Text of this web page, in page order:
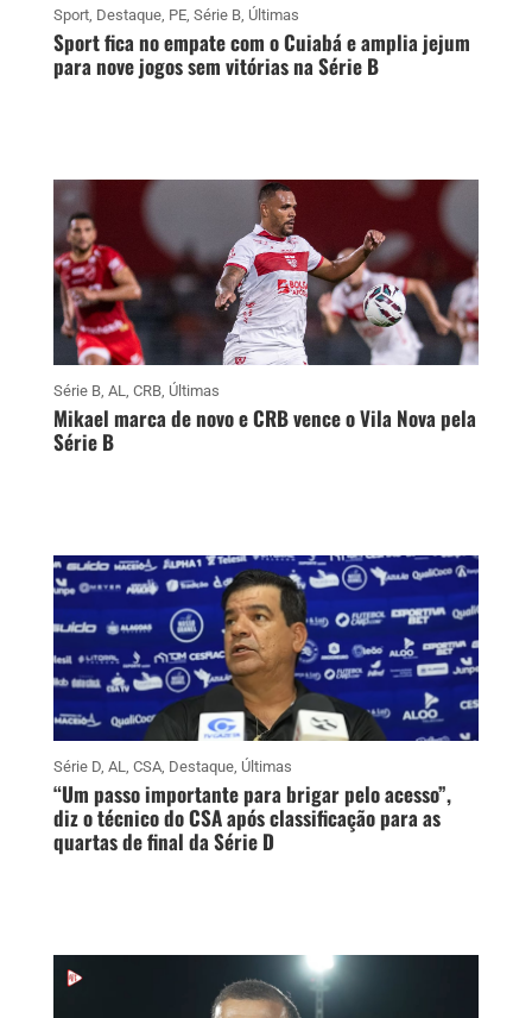
Sport, Destaque, PE, Série B, Últimas
Sport fica no empate com o Cuiabá e amplia jejum
para nove jogos sem vitórias na Série B
Série B, AL, CRB, Últimas
Mikael marca de novo e CRB vence o Vila Nova pela
Série B
Série D, AL, CSA, Destaque, Últimas
“Um passo importante para brigar pelo acesso”,
diz o técnico do CSA após classificação para as
quartas de final da Série D